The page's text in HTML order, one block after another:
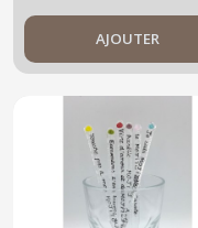
jus - mojito -
grand - verre
fusionné - original
- été - artisanal
AJOUTER